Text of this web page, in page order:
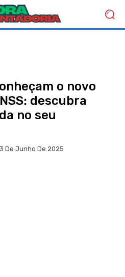
o novo
descubra
no seu
3 De Junho De 2025